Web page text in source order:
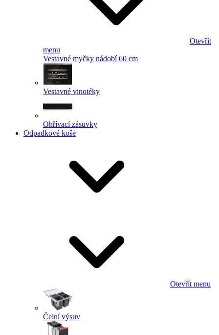
Otevřít
menu
Vestavné myčky nádobí 60 cm
Vestavné vinotéky
Ohřívací zásuvky
Odpadkové koše
Otevřít menu
Čelní výsuv